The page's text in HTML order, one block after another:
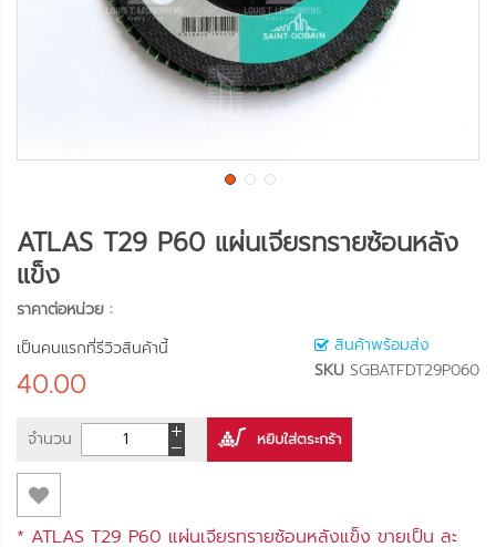
ATLAS T29 P60 แผ่นเจียรทรายซ้อนหลัง
แข็ง
ราคาต่อหน่วย :
สินค้าพร้อมส่ง
SKU SGBATFDT29P060
เป็นคนแรกที่รีวิวสินค้านี้
40.00
จำนวน หยิบใส่ตระกร้า
* ATLAS T29 P60 แผ่นเจียรทรายซ้อนหลังแข็ง ขายเป็น ละ